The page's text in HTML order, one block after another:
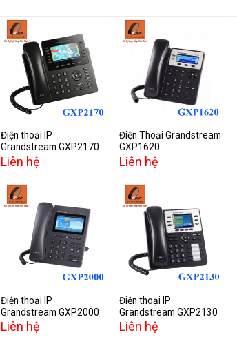
Add to
wishlist
Điện thoại IP
Grandstream GXP2170
Liên hệ
Add to
wishlist
Điện Thoại Grandstream
GXP1620
Liên hệ
Add to
wishlist
Điện thoại IP
Grandstream GXP2000
Liên hệ
Add to
wishlist
Điện thoại IP
Grandstream GXP2130
Liên hệ